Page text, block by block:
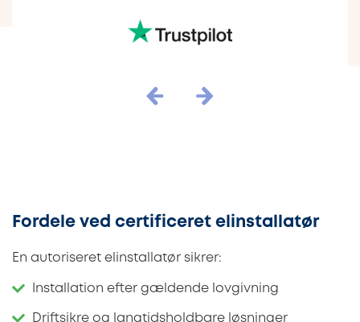
Fordele ved certificeret elinstallatør
En autoriseret elinstallatør sikrer:
Installation efter gældende lovgivning
Driftsikre og langtidsholdbare løsninger